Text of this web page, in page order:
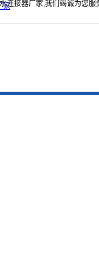
连接器厂家,我们竭诚为您服